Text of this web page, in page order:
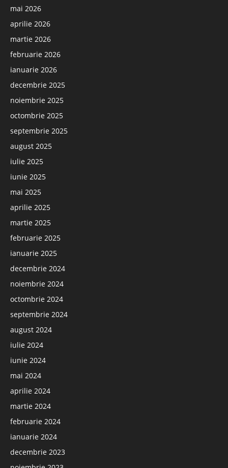
mai 2026
aprilie 2026
martie 2026
februarie 2026
ianuarie 2026
decembrie 2025
noiembrie 2025
octombrie 2025
septembrie 2025
august 2025
iulie 2025
iunie 2025
mai 2025
aprilie 2025
martie 2025
februarie 2025
ianuarie 2025
decembrie 2024
noiembrie 2024
octombrie 2024
septembrie 2024
august 2024
iulie 2024
iunie 2024
mai 2024
aprilie 2024
martie 2024
februarie 2024
ianuarie 2024
decembrie 2023